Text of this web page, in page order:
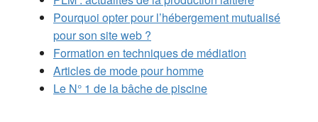
Pourquoi opter pour l’hébergement mutualisé
pour son site web ?
Formation en techniques de médiation
Articles de mode pour homme
Le N° 1 de la bâche de piscine